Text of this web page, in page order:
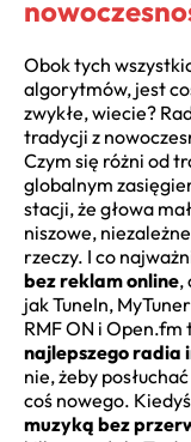
Obok tych
algorytmów, jest
zwykłe, wiecie?
tradycji z
Czym się różni od
globalnym
stacji, że głowa
niszowe,
rzeczy. I co
bez reklam online,
jak TuneIn,
RMF ON i
najlepszego radia
nie, żeby
coś nowego.
muzyką bez